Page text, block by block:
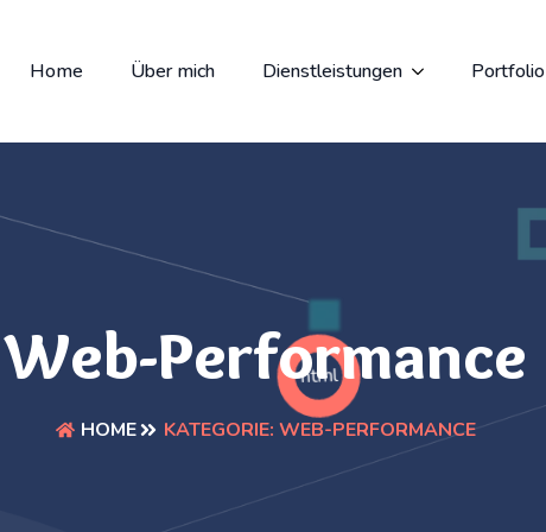
Home Über mich Dienstleistungen Portfolio
Web-Performance
HOME KATEGORIE: WEB-PERFORMANCE
html